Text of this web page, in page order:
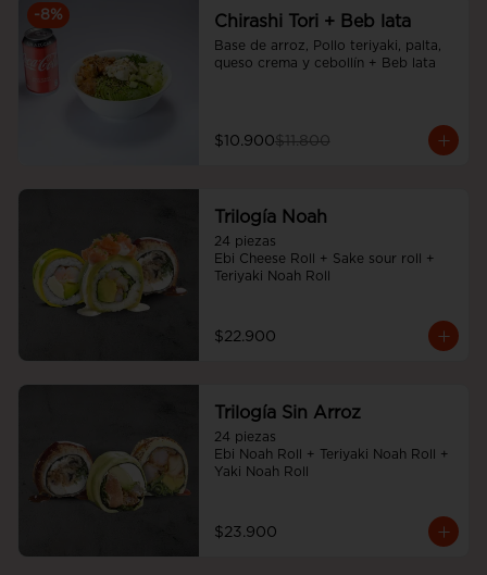
-8% Chirashi Tori + Beb lata
Base de arroz, Pollo teriyaki, palta,
queso crema y cebollín + Beb lata
$10.900$11.800
Trilogía Noah
24 piezas
Ebi Cheese Roll + Sake sour roll +
Teriyaki Noah Roll
$22.900
Trilogía Sin Arroz
24 piezas
Ebi Noah Roll + Teriyaki Noah Roll +
Yaki Noah Roll
$23.900